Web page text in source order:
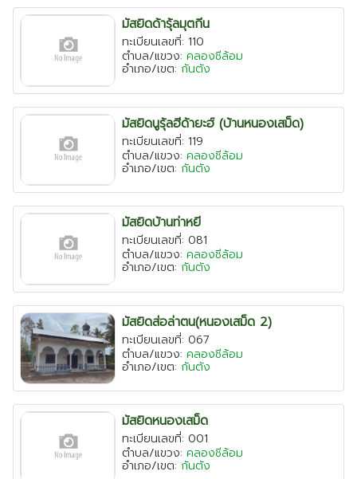
มัสยิดด้ารุ้ลมุตกีน
ทะเบียนเลขที่: 110
ตำบล/แขวง: คลองชีล้อม
อำเภอ/เขต: กันตัง
มัสยิดนูรุ้ลฮีด้ายะฮ์ (บ้านหนองเสม็ด)
ทะเบียนเลขที่: 119
ตำบล/แขวง: คลองชีล้อม
อำเภอ/เขต: กันตัง
มัสยิดบ้านท่าหยี
ทะเบียนเลขที่: 081
ตำบล/แขวง: คลองชีล้อม
อำเภอ/เขต: กันตัง
มัสยิดส่อล่าตน(หนองเสม็ด 2)
ทะเบียนเลขที่: 067
ตำบล/แขวง: คลองชีล้อม
อำเภอ/เขต: กันตัง
มัสยิดหนองเสม็ด
ทะเบียนเลขที่: 001
ตำบล/แขวง: คลองชีล้อม
อำเภอ/เขต: กันตัง